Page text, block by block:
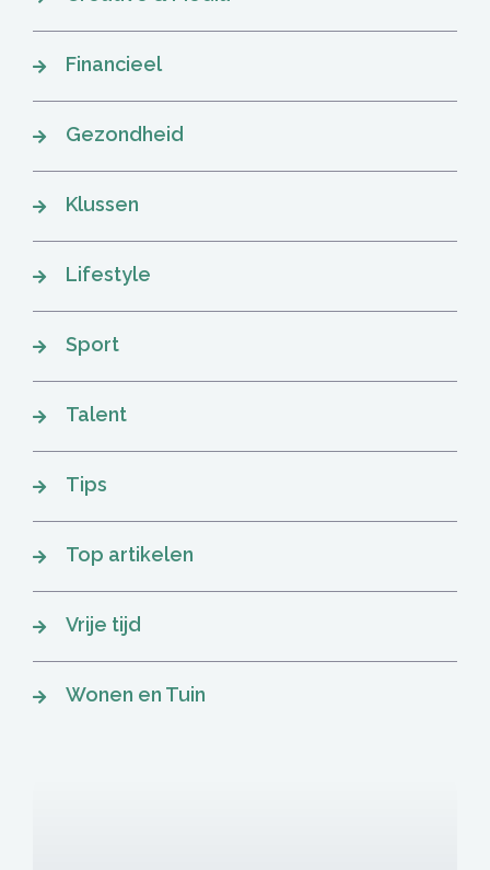
Financieel
Gezondheid
Klussen
Lifestyle
Sport
Talent
Tips
Top artikelen
Vrije tijd
Wonen en Tuin